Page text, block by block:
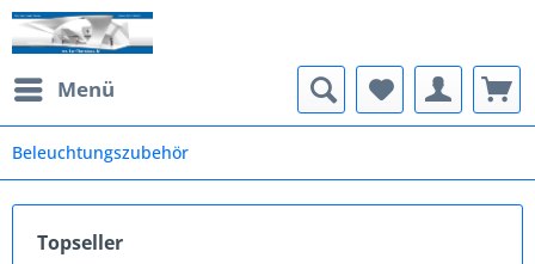
Menü
Beleuchtungszubehör
Topseller